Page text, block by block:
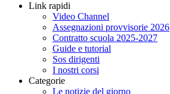
Link rapidi
Video Channel
Assegnazioni provvisorie 2026
Contratto scuola 2025-2027
Guide e tutorial
Sos dirigenti
I nostri corsi
Categorie
Le notizie del giorno